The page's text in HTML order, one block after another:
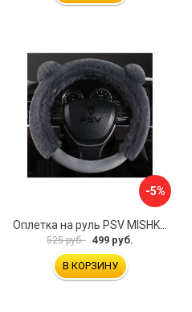
-5%
525 руб. 499 руб.
В КОРЗИНУ